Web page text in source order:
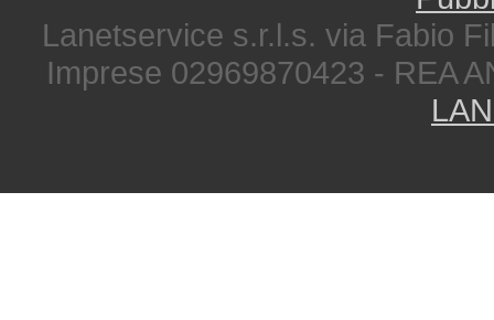
Lanetservice s.r.l.s. via Fabio
Imprese 02969870423 - REA